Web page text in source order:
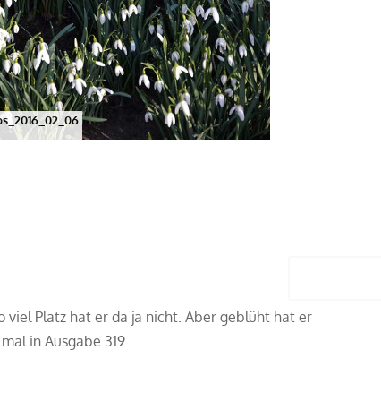
viel Platz hat er da ja nicht. Aber geblüht hat er
in Ausgabe 319.